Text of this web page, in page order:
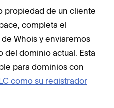
propiedad de un cliente
completa el
de Whois y enviaremos
del dominio actual. Esta
para dominios con
como su registrador